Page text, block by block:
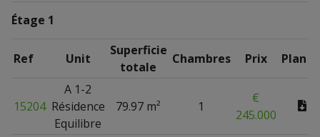
Étage 1
Ref Unit
Superficie
totale
Chambres Prix Plan
15204
A 1-2
Résidence
Equilibre
79.97 m² 1
€
245.000